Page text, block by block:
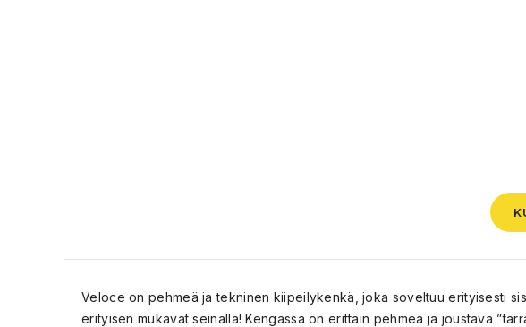
Veloce on pehmeä ja tekninen kiipeilykenkä, joka soveltuu erityisesti
erityisen mukavat seinällä! Kengässä on erittäin pehmeä ja joustava